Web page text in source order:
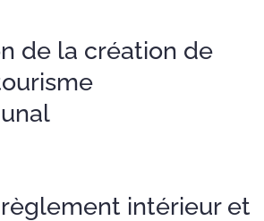
de la création de
intérieur et